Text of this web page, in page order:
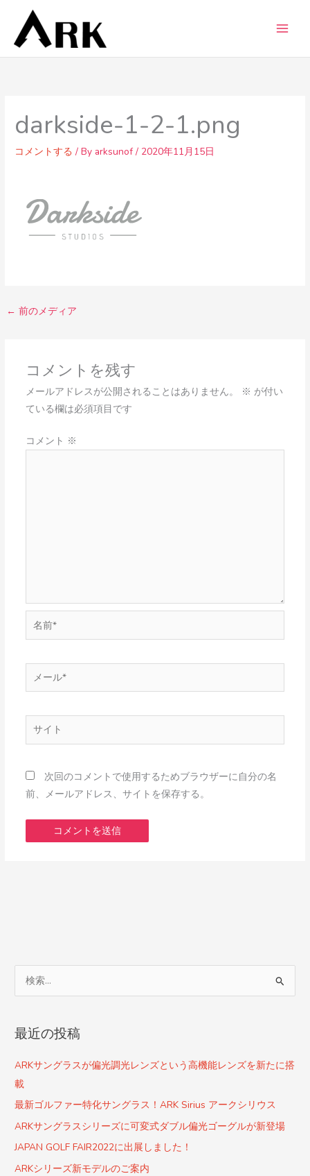
ス
darkside-1-2-1.png
コメントする / By arksunof/ 2020年11月15日
← 前のメディア
コメントを残す
メールアドレスが公開されることはありません。 ※ が付い
ている欄は必須項目です
コメント ※
前
ー
イ
次回のコメントで使用するためブラウザーに自分の名
前、メールアドレス、サイトを保存する。
象
最近の投稿
ARKサングラスが偏光調光レンズという高機能レンズを新たに搭
載
最新ゴルファー特化サングラス！ARK Sirius アークシリウス
ARKサングラスシリーズに可変式ダブル偏光ゴーグルが新登場
JAPAN GOLF FAIR2022に出展しました！
ARKシリーズ新モデルのご案内